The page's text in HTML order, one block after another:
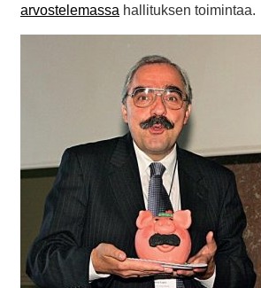
arvostelemassa hallituksen toimintaa.